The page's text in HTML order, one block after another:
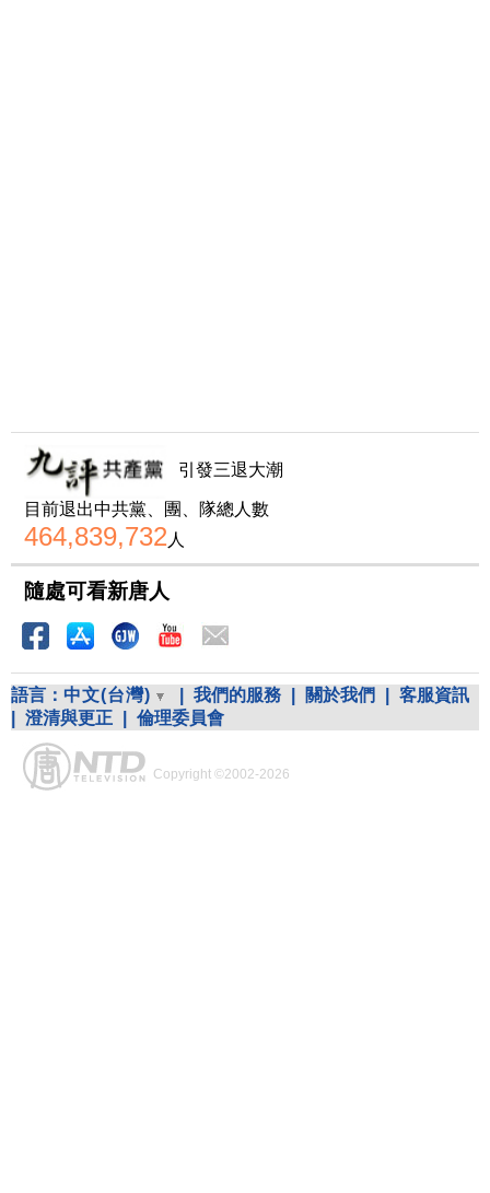
引發三退大潮
目前退出中共黨、團、隊總人數
464,839,732 人
隨處可看新唐人
語言： 中文(台灣) 我們的服務 關於我們
客服資訊
澄清與更正 倫理委員會
Copyright ©2002-2026